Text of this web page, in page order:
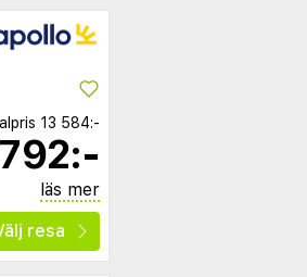
13 584:-
läs mer
resa